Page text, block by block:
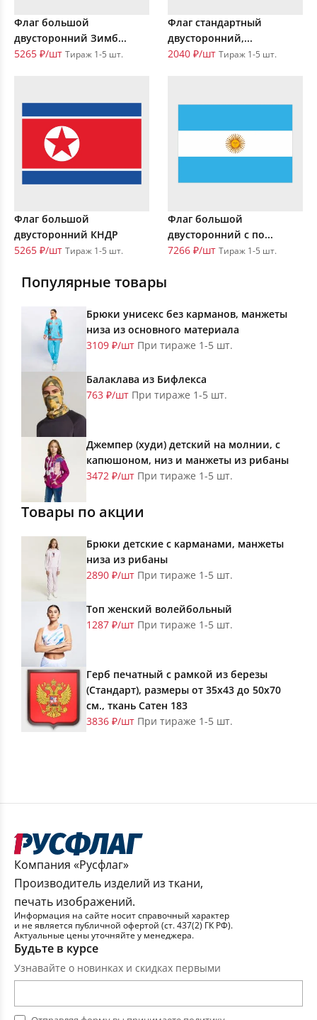
Флаг большой
двусторонний Зимб...
5265 ₽/шт Тираж 1-5 шт.
Флаг стандартный
двусторонний,...
2040 ₽/шт Тираж 1-5 шт.
Флаг большой
двусторонний КНДР
5265 ₽/шт Тираж 1-5 шт.
Флаг большой
двусторонний с по...
7266 ₽/шт Тираж 1-5 шт.
Популярные товары
Брюки унисекс без карманов, манжеты
низа из основного материала
3109 ₽/шт При тираже 1-5 шт.
Балаклава из Бифлекса
763 ₽/шт При тираже 1-5 шт.
Джемпер (худи) детский на молнии, с
капюшоном, низ и манжеты из рибаны
3472 ₽/шт При тираже 1-5 шт.
Товары по акции
Брюки детские с карманами, манжеты
низа из рибаны
2890 ₽/шт При тираже 1-5 шт.
Топ женский волейбольный
1287 ₽/шт При тираже 1-5 шт.
Герб печатный с рамкой из березы
(Стандарт), размеры от 35х43 до 50х70
см., ткань Сатен 183
3836 ₽/шт При тираже 1-5 шт.
Компания «Русфлаг»
Производитель изделий из ткани,
печать изображений.
Информация на сайте носит справочный характер
и не является публичной офертой (ст. 437(2) ГК РФ).
Актуальные цены уточняйте у менеджера.
Будьте в курсе
Узнавайте о новинках и скидках первыми